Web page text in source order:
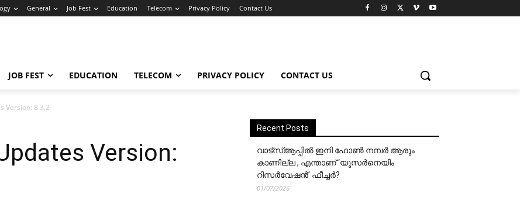
General Job Fest Education Telecom Privacy Policy Contact Us
JOB FEST EDUCATION TELECOM PRIVACY POLICY CONTACT US
Version: 8.3.2
Version:
Recent Posts
വാട്‌സ്ആപ്പിൽ ഇനി ഫോൺ നമ്പർ ആരും
കാണില്ല , എന്താണ് ‘യൂസർനെയിം
റിസർവേഷൻ’ ഫീച്ചർ?
01/07/2026